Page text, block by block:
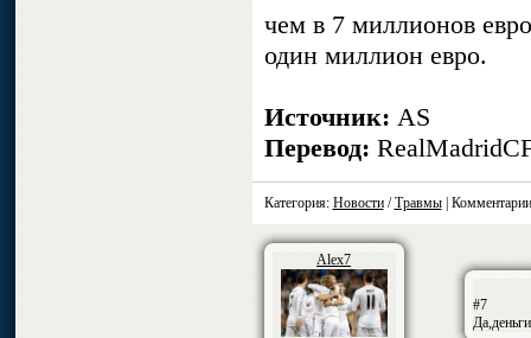
чем в 7 миллионов
один миллион евро.
Источник: AS
Перевод:
Категория: Новости/Травмы|
Alex7
#7